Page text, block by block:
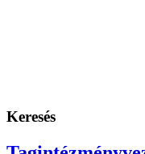
Keresés